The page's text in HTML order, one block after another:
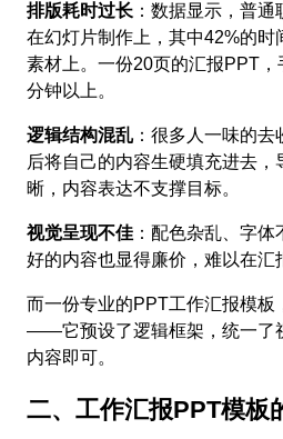
排版耗时过长 ：数据显示，普
在幻灯片制作上，其中42%的时
素材上。一份20页的汇报PPT
分钟以上。
逻辑结构混乱 ：很多人一味的
后将自己的内容生硬填充进去
晰，内容表达不支撑目标。
视觉呈现不佳 ：配色杂乱、字
好的内容也显得廉价，难以在汇
而一份专业的PPT工作汇报模板
——它预设了逻辑框架，统一了
内容即可。
二、工作汇报PPT模板